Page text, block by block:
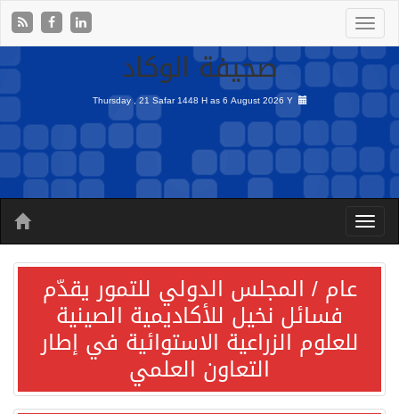
صحيفة الوكاد
Thursday , 21 Safar 1448 H as6 August 2026 Y
عام / المجلس الدولي للتمور يقدّم
فسائل نخيل للأكاديمية الصينية
للعلوم الزراعية الاستوائية في إطار
التعاون العلمي